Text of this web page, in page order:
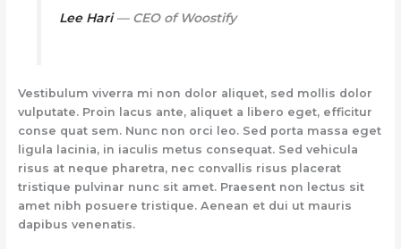
Lee Hari— CEO of Woostify
Vestibulum viverra mi non dolor aliquet, sed mollis dolor
vulputate. Proin lacus ante, aliquet a libero eget, efficitur
conse quat sem. Nunc non orci leo. Sed porta massa eget
ligula lacinia, in iaculis metus consequat. Sed vehicula
risus at neque pharetra, nec convallis risus placerat
tristique pulvinar nunc sit amet. Praesent non lectus sit
amet nibh posuere tristique. Aenean et dui ut mauris
dapibus venenatis.